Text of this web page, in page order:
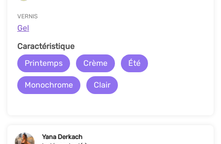
VERNIS
Gel
Caractéristique
Printemps
Crème Été
Monochrome Clair
Yana Derkach